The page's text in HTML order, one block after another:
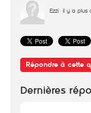
Ezzi il y a plus
Répondre à cette
Dernières